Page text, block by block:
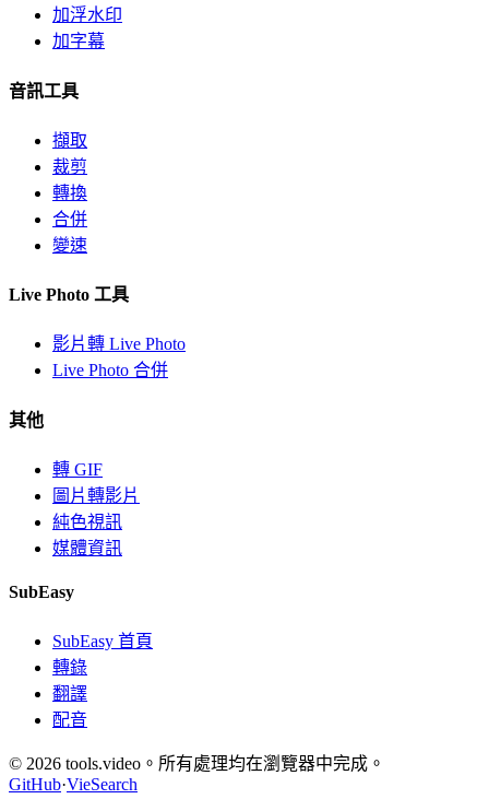
加浮水印
加字幕
音訊工具
擷取
裁剪
轉換
合併
變速
Live Photo 工具
影片轉 Live Photo
Live Photo 合併
其他
轉 GIF
圖片轉影片
純色視訊
媒體資訊
SubEasy
SubEasy 首頁
轉錄
翻譯
配音
© 2026 tools.video。所有處理均在瀏覽器中完成。
GitHub·VieSearch